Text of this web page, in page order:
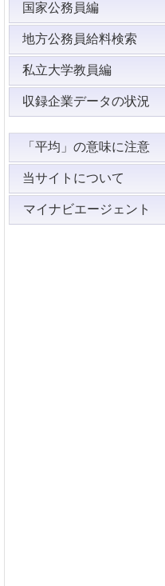
国家公務員編
地方公務員給料検索
私立大学教員編
収録企業データの状況
「平均」の意味に注意
当サイトについて
マイナビエージェント